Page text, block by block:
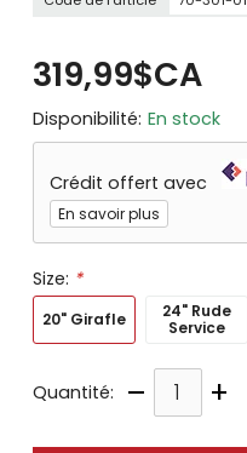
319,99$CA
Disponibilité: En stock
Crédit offert avec
En savoir plus
Size: *
20" Girafle
24" Rude
Service
Quantité: – +